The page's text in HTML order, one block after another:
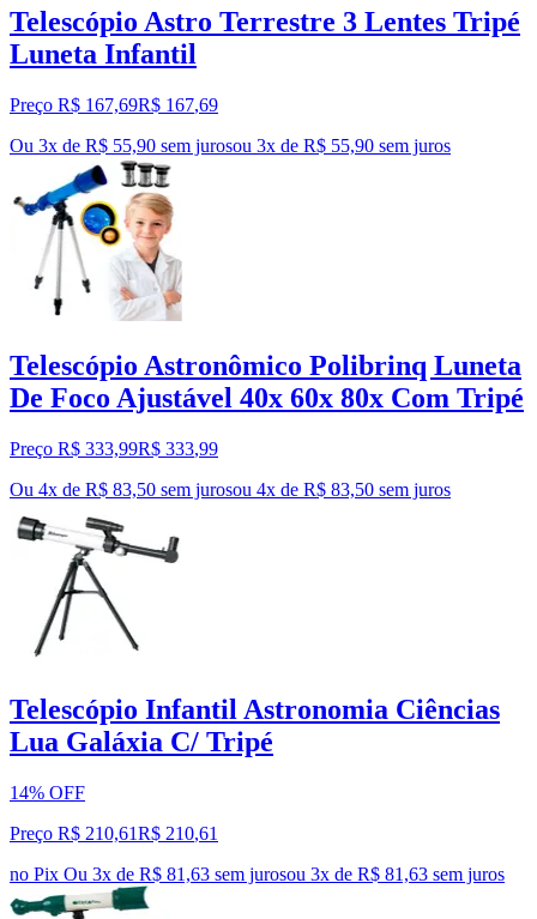
Telescópio Astro Terrestre 3 Lentes Tripé
Luneta Infantil
Preço R$ 167,69R$ 167,69
Ou 3x de R$ 55,90 sem jurosou 3x de R$ 55,90 sem juros
Telescópio Astronômico Polibrinq Luneta
De Foco Ajustável 40x 60x 80x Com Tripé
Preço R$ 333,99R$ 333,99
Ou 4x de R$ 83,50 sem jurosou 4x de R$ 83,50 sem juros
Telescópio Infantil Astronomia Ciências
Lua Galáxia C/ Tripé
14% OFF
Preço R$ 210,61R$ 210,61
no Pix Ou 3x de R$ 81,63 sem jurosou 3x de R$ 81,63 sem juros